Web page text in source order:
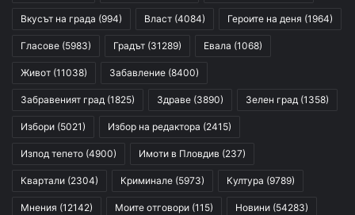
Вкусът на града (994) Власт (4084) Героите на деня (1964)
Гласове (5983) Градът (31289) Евала (1068)
Живот (11038) Забавление (8400)
Забравеният град (1825) Здраве (3890) Зелен град (1358)
Избори (5021) Избор на редактора (2415)
Изпод тепето (4900) Имоти в Пловдив (237)
Квартали (2304) Криминале (5973) Култура (9789)
Мнения (12142) Моите отговори (115) Новини (54283)